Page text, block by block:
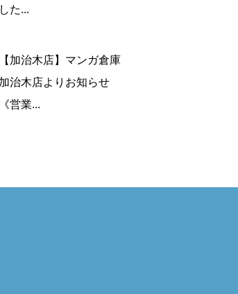
した...
【加治木店】マンガ倉庫
加治木店よりお知らせ
《営業...